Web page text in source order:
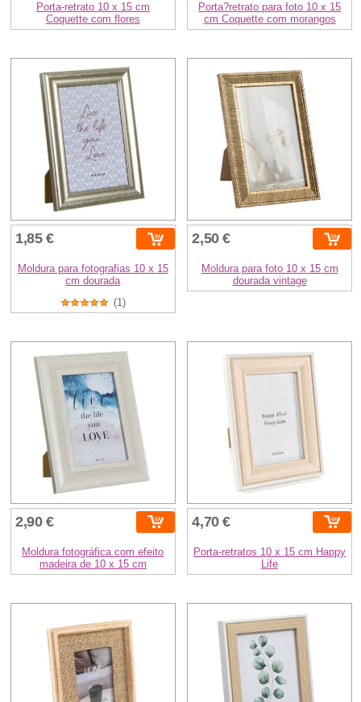
Porta-retrato 10 x 15 cm
Coquette com flores
Porta?retrato para foto 10 x 15
cm Coquette com morangos
1,85 €
Moldura para fotografias 10 x 15
cm dourada
(1)
2,50 €
Moldura para foto 10 x 15 cm
dourada vintage
2,90 €
Moldura fotográfica com efeito
madeira de 10 x 15 cm
4,70 €
Porta-retratos 10 x 15 cm Happy
Life